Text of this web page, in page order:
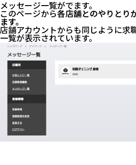
メッセージ一覧がでます。
このページから各店舗とのやりとり
ます。
店舗アカウントからも同じように求
一覧が表示されています。